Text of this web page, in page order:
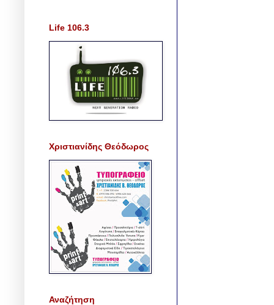
Life 106.3
Χριστιανίδης Θεόδωρος
Αναζήτηση